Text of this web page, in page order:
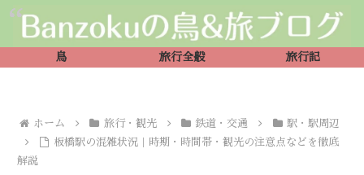
鳥 旅行全般 旅行記
ホーム 旅行・観光 鉄道・交通
駅・駅周辺
板橋駅の混雑状況｜時期・時間帯・観光の注意点などを徹底
解説